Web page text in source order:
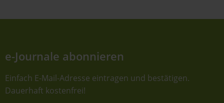
e-Journale abonnieren
Einfach E-Mail-Adresse eintragen und bestätigen.
Dauerhaft kostenfrei!